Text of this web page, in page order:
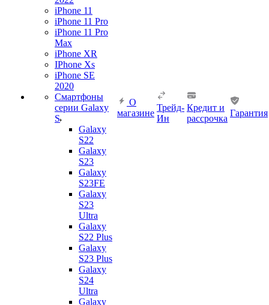
iPhone 11
iPhone 11 Pro
iPhone 11 Pro
Max
iPhone XR
IPhone Xs
iPhone SE
2020
Смартфоны
серии Galaxy
S
Galaxy
S22
Galaxy
S23
Galaxy
S23FE
Galaxy
S23
Ultra
Galaxy
S22 Plus
Galaxy
S23 Plus
Galaxy
S24
Ultra
Galaxy
О
магазине
Трейд-
Ин
Кредит и
рассрочка
Гарантия